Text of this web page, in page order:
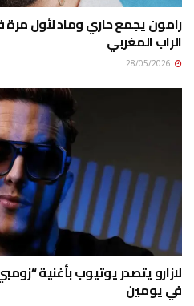
رامون يجمع حاري وماد لأول
الراب المغربي
لازارو يتصدر يوتيوب بأغنية
في يومين